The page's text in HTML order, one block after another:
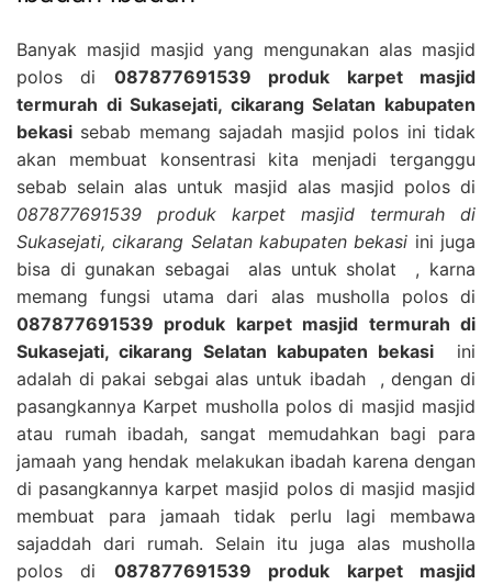
Banyak masjid masjid yang mengunakan alas masjid
polos di 087877691539 produk karpet masjid
termurah di Sukasejati, cikarang Selatan kabupaten
bekasi sebab memang sajadah masjid polos ini tidak
akan membuat konsentrasi kita menjadi terganggu
sebab selain alas untuk masjid alas masjid polos di
087877691539 produk karpet masjid termurah di
Sukasejati, cikarang Selatan kabupaten bekasi ini juga
bisa di gunakan sebagai alas untuk sholat , karna
memang fungsi utama dari alas musholla polos di
087877691539 produk karpet masjid termurah di
Sukasejati, cikarang Selatan kabupaten bekasi ini
adalah di pakai sebgai alas untuk ibadah , dengan di
pasangkannya Karpet musholla polos di masjid masjid
atau rumah ibadah, sangat memudahkan bagi para
jamaah yang hendak melakukan ibadah karena dengan
di pasangkannya karpet masjid polos di masjid masjid
membuat para jamaah tidak perlu lagi membawa
sajaddah dari rumah. Selain itu juga alas musholla
polos di 087877691539 produk karpet masjid